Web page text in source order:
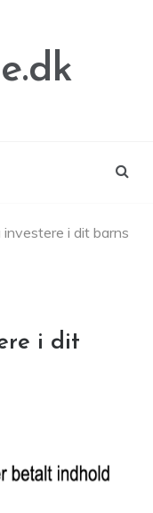
investere i dit barns
i dit